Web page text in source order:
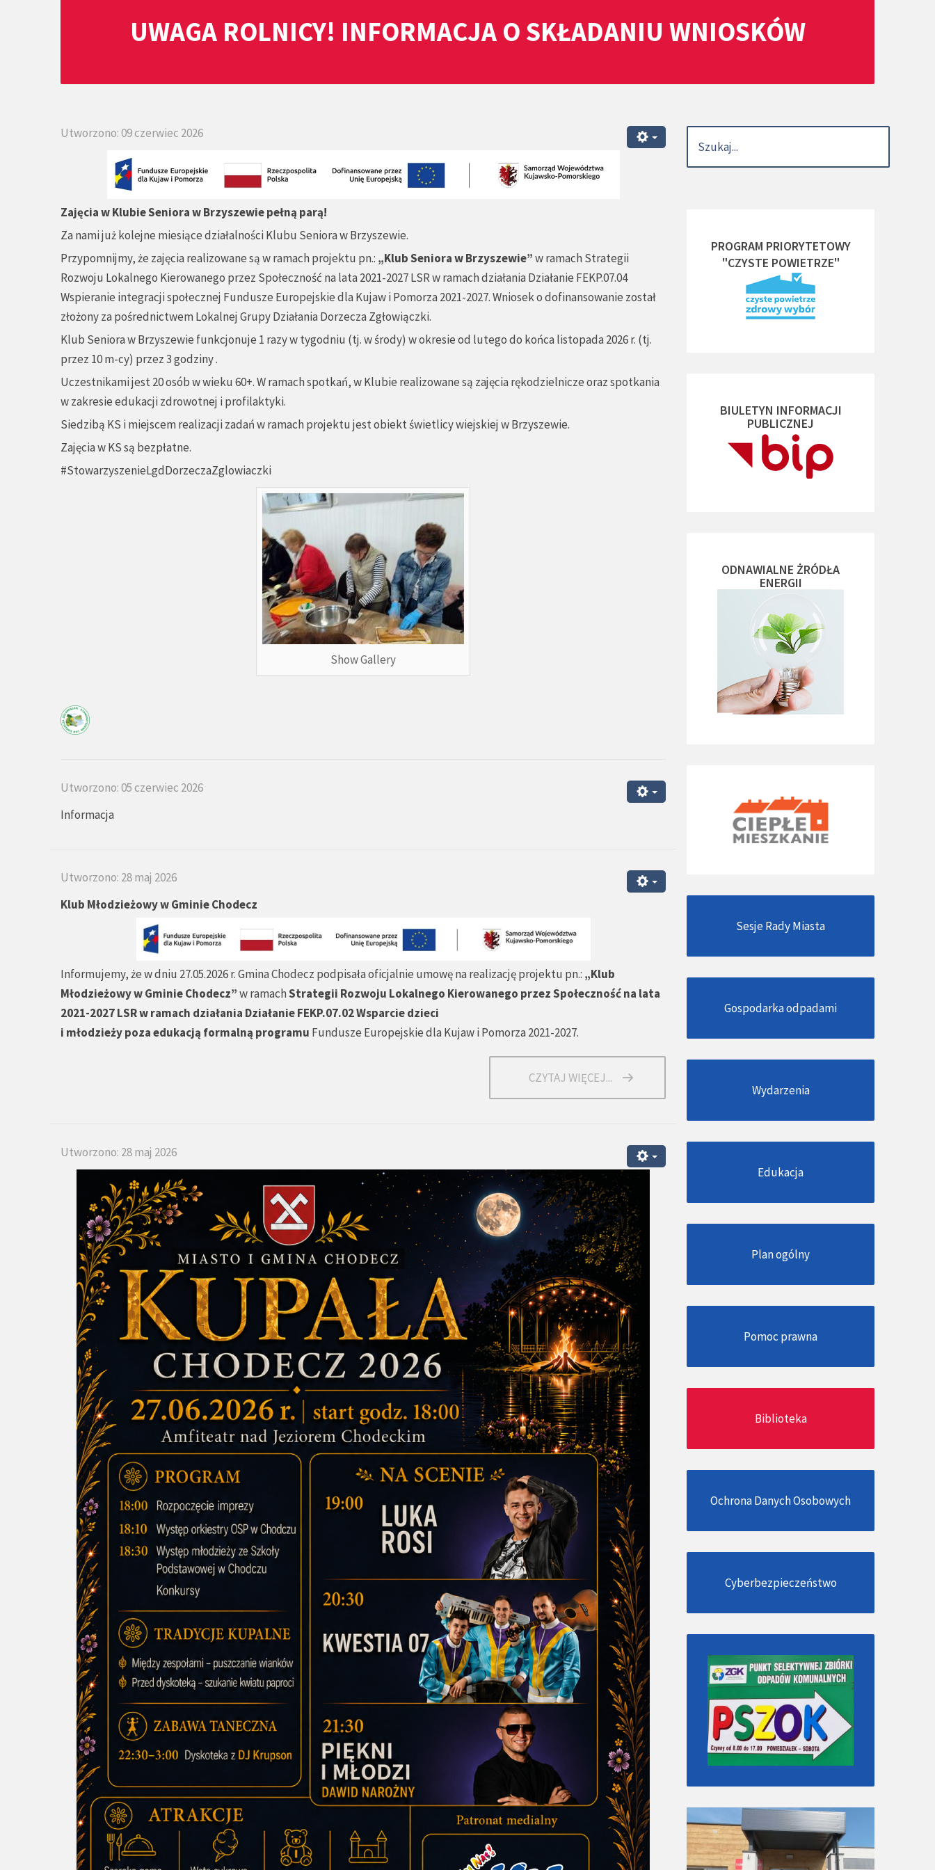
UWAGA ROLNICY! INFORMACJA O SKŁADANIU WNIOSKÓW
Utworzono: 09 czerwiec 2026
Zajęcia w Klubie Seniora w Brzyszewie pełną parą!
Za nami już kolejne miesiące działalności Klubu Seniora w Brzyszewie.
Przypomnijmy, że zajęcia realizowane są w ramach projektu pn.: „Klub Seniora w Brzyszewie”w ramach Strategii
Rozwoju Lokalnego Kierowanego przez Społeczność na lata 2021-2027 LSR w ramach działania Działanie FEKP.07.04
Wspieranie integracji społecznej Fundusze Europejskie dla Kujaw i Pomorza 2021-2027. Wniosek o dofinansowanie został
złożony za pośrednictwem Lokalnej Grupy Działania Dorzecza Zgłowiączki.
Klub Seniora w Brzyszewie funkcjonuje 1 razy w tygodniu (tj. w środy) w okresie od lutego do końca listopada 2026 r. (tj.
przez 10 m-cy) przez 3 godziny .
Uczestnikami jest 20 osób w wieku 60+. W ramach spotkań, w Klubie realizowane są zajęcia rękodzielnicze oraz spotkania
w zakresie edukacji zdrowotnej i profilaktyki.
Siedzibą KS i miejscem realizacji zadań w ramach projektu jest obiekt świetlicy wiejskiej w Brzyszewie.
Zajęcia w KS są bezpłatne.
#StowarzyszenieLgdDorzeczaZglowiaczki
Show Gallery
Utworzono: 05 czerwiec 2026
Informacja
Utworzono: 28 maj 2026
Klub Młodzieżowy w Gminie Chodecz
Informujemy, że w dniu 27.05.2026 r. Gmina Chodecz podpisała oficjalnie umowę na realizację projektu pn.: „Klub
Młodzieżowy w Gminie Chodecz”w ramachStrategii Rozwoju Lokalnego Kierowanego przez Społeczność na lata
2021-2027 LSR w ramach działania Działanie FEKP.07.02 Wsparcie dzieci
i młodzieży poza edukacją formalną programu Fundusze Europejskie dla Kujaw i Pomorza 2021-2027.
CZYTAJ WIĘCEJ...
Utworzono: 28 maj 2026
PROGRAM PRIORYTETOWY
"CZYSTE POWIETRZE"
BIULETYN INFORMACJI
PUBLICZNEJ
ODNAWIALNE ŻRÓDŁA
ENERGII
Sesje Rady Miasta
Gospodarka odpadami
Wydarzenia
Edukacja
Plan ogólny
Pomoc prawna
Biblioteka
Ochrona Danych Osobowych
Cyberbezpieczeństwo